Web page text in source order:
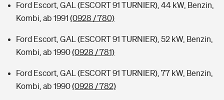
Ford Escort, GAL (ESCORT 91 TURNIER), 44 kW, Benzin,
Kombi, ab 1991 (0928 / 780)
Ford Escort, GAL (ESCORT 91 TURNIER), 52 kW, Benzin,
Kombi, ab 1990(0928 / 781)
Ford Escort, GAL (ESCORT 91 TURNIER), 77 kW, Benzin,
Kombi, ab 1990(0928 / 782)